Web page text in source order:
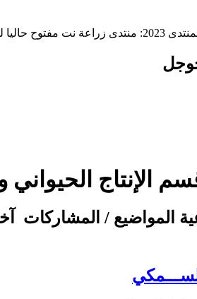
أعلاه للبحث في كافة مواضيع المدوّنة والمنتدى.
الإنتاج
المواضيع / المشاركات
الســـمكي